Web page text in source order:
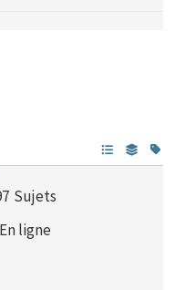
Sujets
En ligne